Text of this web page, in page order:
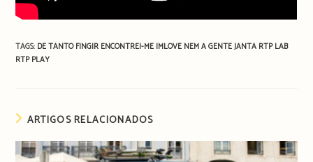
TAGS: DE TANTO FINGIR ENCONTREI-ME IMLOVE NEM A GENTE JANTA RTP LAB
RTP PLAY
ARTIGOS RELACIONADOS